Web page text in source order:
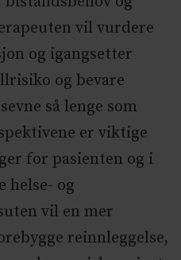
vil vurdere
og igangsetter
og bevare
så lenge som
er viktige
for pasienten og i
helse- og
vil en mer
reinnleggelse,